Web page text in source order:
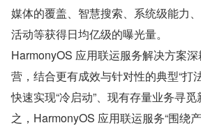
媒体的覆盖、智慧搜索、系统级能力
活动等获得日均亿级的曝光量。
HarmonyOS 应用联运服务解决方案
营，结合更有成效与针对性的典型“打
快速实现“冷启动”、现有存量业务寻
之，HarmonyOS 应用联运服务“围绕